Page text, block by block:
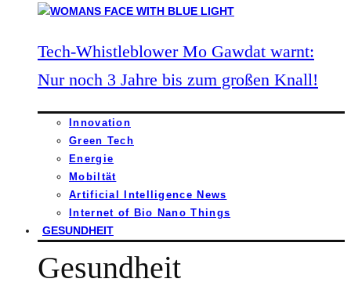
Tech-Whistleblower Mo Gawdat warnt:
Nur noch 3 Jahre bis zum großen Knall!
Innovation
Green Tech
Energie
Mobiltät
Artificial Intelligence News
Internet of Bio Nano Things
GESUNDHEIT
Gesundheit